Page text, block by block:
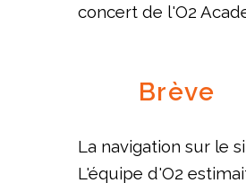
concert de l'O2
Brève
La navigation sur le
L'équipe d'O2